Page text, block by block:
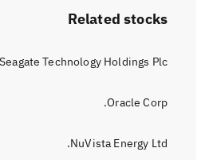
Related stocks
Seagate Technology Holdings Plc
Oracle Corp.
NuVista Energy Ltd.